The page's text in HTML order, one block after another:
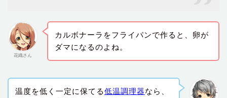
花織さん
カルボナーラをフライパンで作ると、卵が
ダマになるのよね。
温度を低く一定に保てる低温調理器なら、